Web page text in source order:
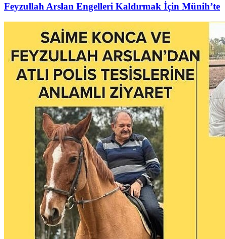
Feyzullah Arslan Engelleri Kaldırmak İçin Münih’te